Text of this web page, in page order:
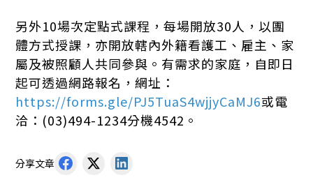
另外10場次定點式課程，每場開放30人，以團
體方式授課，亦開放轄內外籍看護工、雇主、家
屬及被照顧人共同參與。有需求的家庭，自即日
起可透過網路報名，網址：
https://forms.gle/PJ5TuaS4wjjyCaMJ6或電
洽：(03)494-1234分機4542。
分享文章